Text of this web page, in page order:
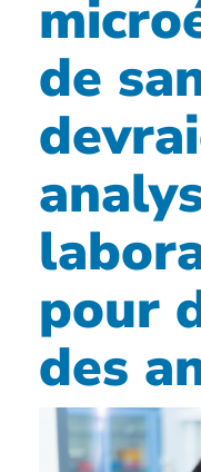
de
pour
des